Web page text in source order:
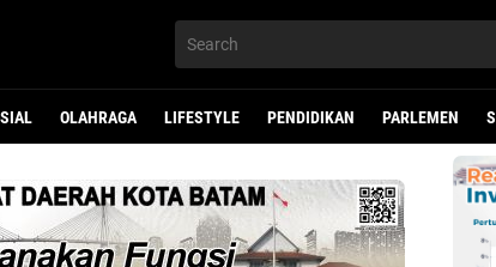
OLAHRAGA LIFESTYLE PENDIDIKAN PARLEMEN